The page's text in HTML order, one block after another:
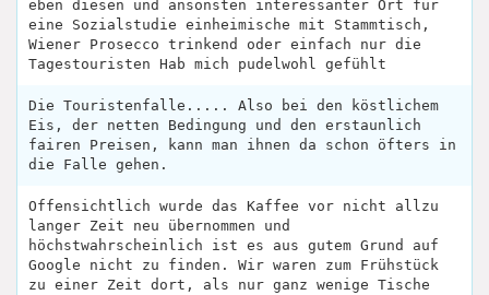
eben diesen und ansonsten interessanter Ort für
eine Sozialstudie einheimische mit Stammtisch,
Wiener Prosecco trinkend oder einfach nur die
Tagestouristen Hab mich pudelwohl gefühlt
Die Touristenfalle..... Also bei den köstlichem
Eis, der netten Bedingung und den erstaunlich
fairen Preisen, kann man ihnen da schon öfters in
die Falle gehen.
Offensichtlich wurde das Kaffee vor nicht allzu
langer Zeit neu übernommen und
höchstwahrscheinlich ist es aus gutem Grund auf
Google nicht zu finden. Wir waren zum Frühstück
zu einer Zeit dort, als nur ganz wenige Tische